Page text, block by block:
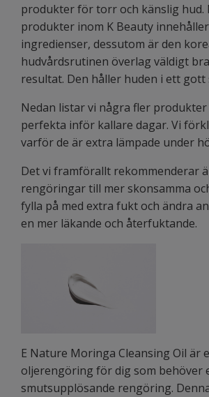
produkter för torr och känslig hud.
produkter inom K Beauty
ingredienser, dessutom är den
hudvårdsrutinen överlag väldigt
resultat. Den håller huden i ett gott
Nedan listar vi några fler
perfekta inför kallare dagar. Vi
varför de är extra lämpade under
Det vi framförallt rekommenderar
rengöringartill mer skonsamma
fylla på med extra fukt och ändra
en mer läkande och återfuktande.
E Nature Moringa Cleansing Oil är
oljerengöring för dig som behöver
smutsupplösande rengöring.